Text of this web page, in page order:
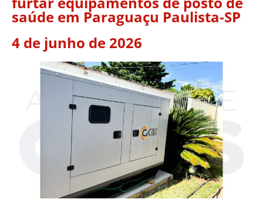
saúde em Paraguaçu Paulista-SP
4 de junho de 2026